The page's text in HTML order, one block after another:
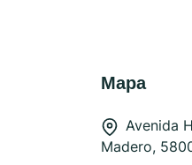
Mapa
Avenida
Madero,